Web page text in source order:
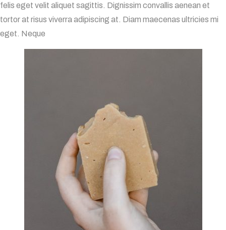
felis eget velit aliquet sagittis. Dignissim convallis aenean et
tortor at risus viverra adipiscing at. Diam maecenas ultricies mi
eget. Neque